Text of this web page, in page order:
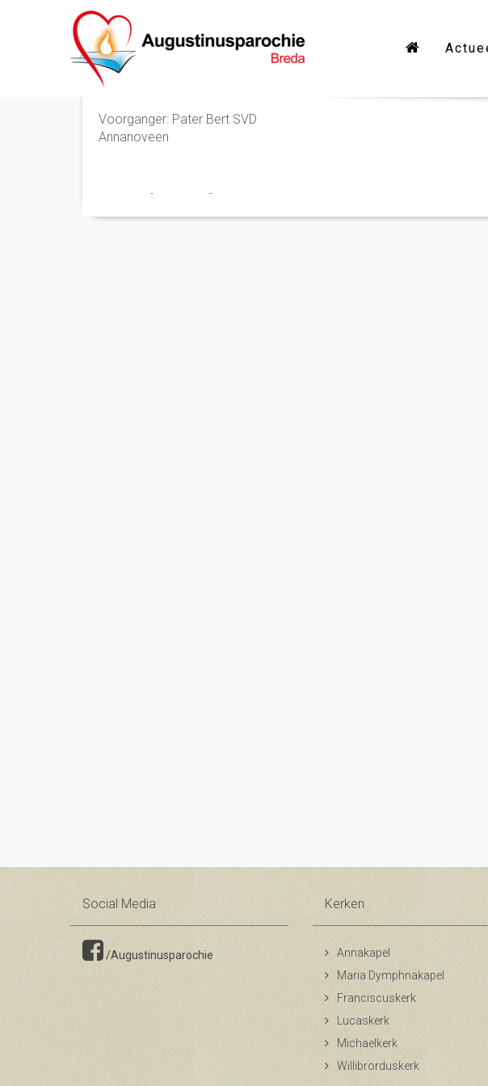
Eucharistieviering
Voorganger: Pater Bert SVD
Annanoveen
- -
Social Media
/Augustinusparochie
Kerken
Annakapel
Maria Dymphnakapel
Franciscuskerk
Lucaskerk
Michaelkerk
Willibrorduskerk